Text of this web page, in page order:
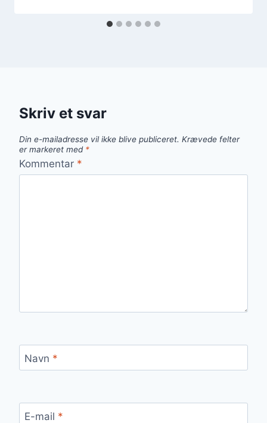
Skriv et svar
Din e-mailadresse vil ikke blive publiceret. Krævede felter
er markeret med *
Kommentar *
Navn *
E-mail *